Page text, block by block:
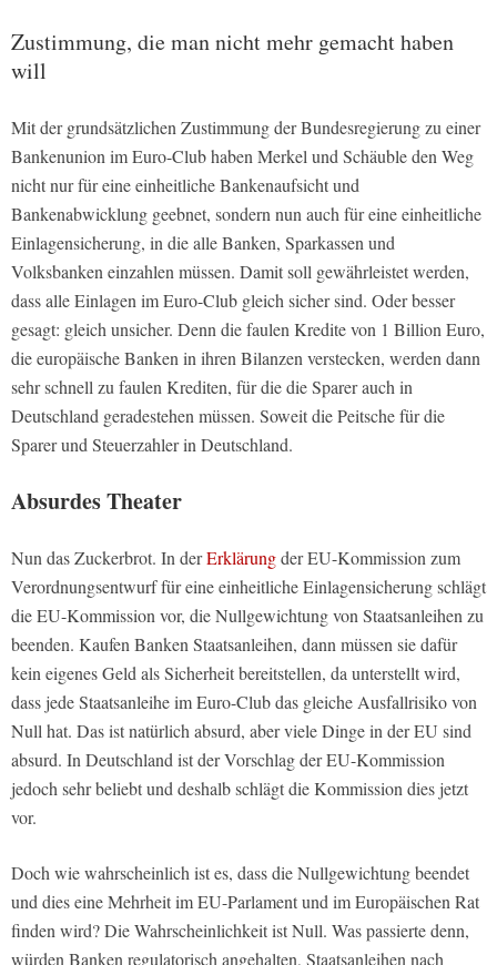
Zustimmung, die man nicht mehr gemacht haben
will
Mit der grundsätzlichen Zustimmung der Bundesregierung zu einer
Bankenunion im Euro-Club haben Merkel und Schäuble den Weg
nicht nur für eine einheitliche Bankenaufsicht und
Bankenabwicklung geebnet, sondern nun auch für eine einheitliche
Einlagensicherung, in die alle Banken, Sparkassen und
Volksbanken einzahlen müssen. Damit soll gewährleistet werden,
dass alle Einlagen im Euro-Club gleich sicher sind. Oder besser
gesagt: gleich unsicher. Denn die faulen Kredite von 1 Billion Euro,
die europäische Banken in ihren Bilanzen verstecken, werden dann
sehr schnell zu faulen Krediten, für die die Sparer auch in
Deutschland geradestehen müssen. Soweit die Peitsche für die
Sparer und Steuerzahler in Deutschland.
Absurdes Theater
Nun das Zuckerbrot. In derErklärungder EU-Kommission zum
Verordnungsentwurf für eine einheitliche Einlagensicherung schlägt
die EU-Kommission vor, die Nullgewichtung von Staatsanleihen zu
beenden. Kaufen Banken Staatsanleihen, dann müssen sie dafür
kein eigenes Geld als Sicherheit bereitstellen, da unterstellt wird,
dass jede Staatsanleihe im Euro-Club das gleiche Ausfallrisiko von
Null hat. Das ist natürlich absurd, aber viele Dinge in der EU sind
absurd. In Deutschland ist der Vorschlag der EU-Kommission
jedoch sehr beliebt und deshalb schlägt die Kommission dies jetzt
vor.
Doch wie wahrscheinlich ist es, dass die Nullgewichtung beendet
und dies eine Mehrheit im EU-Parlament und im Europäischen Rat
finden wird? Die Wahrscheinlichkeit ist Null. Was passierte denn,
würden Banken regulatorisch angehalten, Staatsanleihen nach